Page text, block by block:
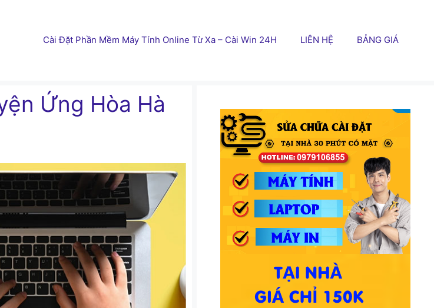
Cài Đặt Phần Mềm Máy Tính Online Từ Xa – Cài Win 24H LIÊN HỆ BẢNG GIÁ
Ứng Hòa Hà